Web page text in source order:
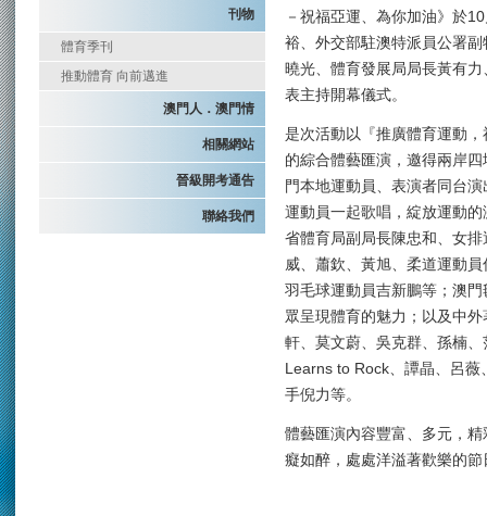
刊物
體育季刊
推動體育 向前邁進
澳門人．澳門情
相關網站
晉級開考通告
聯絡我們
－祝福亞運、為你加油》於
裕、外交部駐澳特派員公署
曉光、體育發展局局長黃有
表主持開幕儀式。
是次活動以『推廣體育運動
的綜合體藝匯演，邀得兩岸
門本地運動員、表演者同台
運動員一起歌唱，綻放運動
省體育局副局長陳忠和、女
威、蕭欽、黃旭、柔道運動
羽毛球運動員吉新鵬等；澳
眾呈現體育的魅力；以及中
軒、莫文蔚、吳克群、孫楠
Learns to Rock、譚晶、呂
手倪力等。
體藝匯演內容豐富、多元，
癡如醉，處處洋溢著歡樂的節